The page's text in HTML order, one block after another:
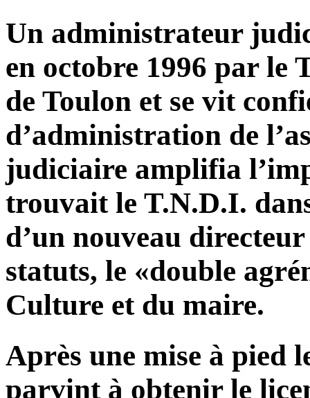
Un administrateur
en octobre 1996 par le
de Toulon et se vit
d’administration de
judiciaire amplifia
trouvait le T.N.D.I.
d’un nouveau
statuts, le «double
Culture et du maire.
Après une mise à pied
parvint à obtenir le